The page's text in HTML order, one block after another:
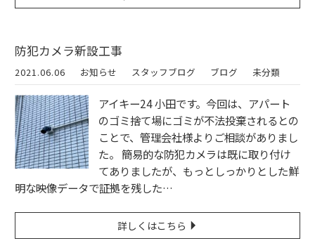
防犯カメラ新設工事
2021.06.06 お知らせ スタッフブログ ブログ 未分類
アイキー24 小田です。今回は、アパート
のゴミ捨て場にゴミが不法投棄されるとの
ことで、管理会社様よりご相談がありまし
た。 簡易的な防犯カメラは既に取り付け
てありましたが、もっとしっかりとした鮮
明な映像データで証拠を残した…
詳しくはこちら